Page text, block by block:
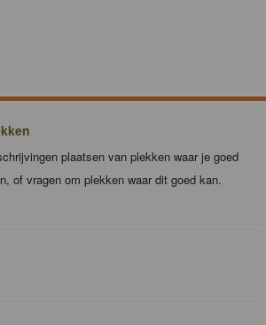
plaatsen van plekken waar je goed
of vragen om plekken waar dit goed kan.